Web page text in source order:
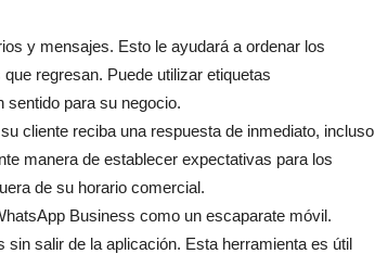
y mensajes. Esto le ayudará a ordenar los
regresan. Puede utilizar etiquetas
sentido para su negocio.
cliente reciba una respuesta de inmediato, incluso
manera de establecer expectativas para los
de su horario comercial.
Business como un escaparate móvil.
salir de la aplicación. Esta herramienta es útil